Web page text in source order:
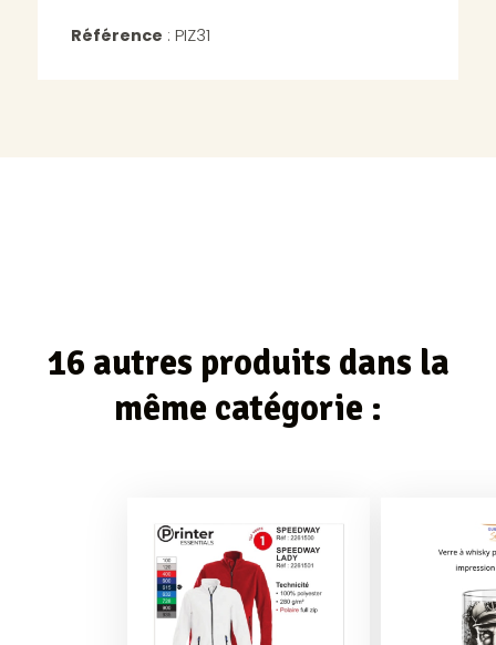
Référence : PIZ31
16 autres produits dans la
même catégorie :